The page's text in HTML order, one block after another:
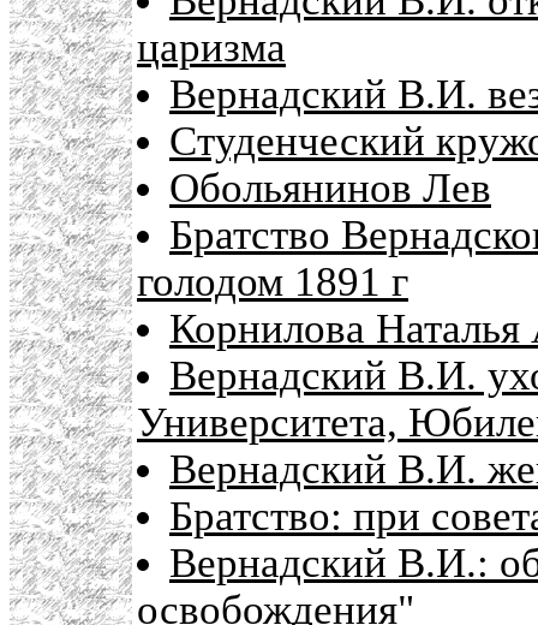
царизма
Вернадский В.И.
Студенческий
Обольянинов Лев
Братство
голодом 1891 г
Корнилова Наталья
Вернадский В.И.
Университета,
Вернадский В.И.
Братство: при
Вернадский В.И.:
освобождения"